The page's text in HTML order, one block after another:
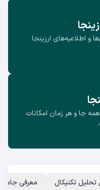
و اطلاعیه‌های ارزینجا
همه جا و هر زمان امکانات
تکنیکال معرفی جامع